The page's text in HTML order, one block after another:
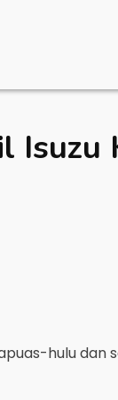
Isuzu
huludan